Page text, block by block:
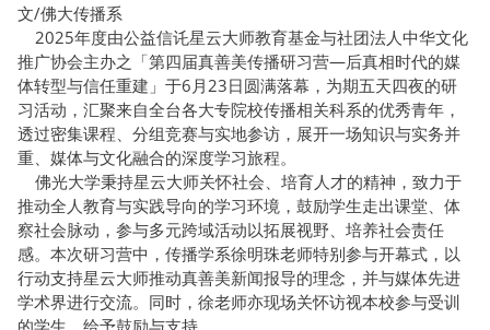
文/佛大传播系
2025年度由公益信讬星云大师教育基金与社团法人中华文化
推广协会主办之「第四届真善美传播研习营—后真相时代的媒
体转型与信任重建」于6月23日圆满落幕，为期五天四夜的研
习活动，汇聚来自全台各大专院校传播相关科系的优秀青年，
透过密集课程、分组竞赛与实地参访，展开一场知识与实务并
重、媒体与文化融合的深度学习旅程。
佛光大学秉持星云大师关怀社会、培育人才的精神，致力于
推动全人教育与实践导向的学习环境，鼓励学生走出课堂、体
察社会脉动，参与多元跨域活动以拓展视野、培养社会责任
感。本次研习营中，传播学系徐明珠老师特别参与开幕式，以
行动支持星云大师推动真善美新闻报导的理念，并与媒体先进
学术界进行交流。同时，徐老师亦现场关怀访视本校参与受训
的学生，给予鼓励与支持。